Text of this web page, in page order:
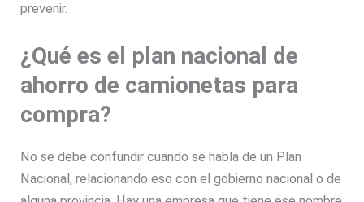
prevenir.
¿Qué es el plan nacional de
ahorro de camionetas para
compra?
No se debe confundir cuando se habla de un Plan
Nacional, relacionando eso con el gobierno nacional o de